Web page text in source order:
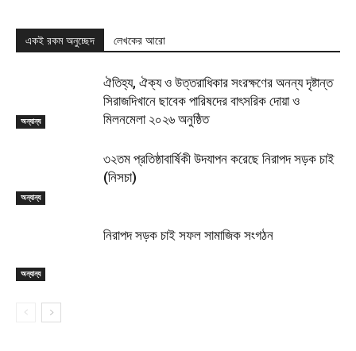
একই রকম অনুচ্ছেদ লেখকের আরো
অন্যান্য
ঐতিহ্য, ঐক্য ও উত্তরাধিকার সংরক্ষণের অনন্য দৃষ্টান্ত
সিরাজদিখানে ছাবেক পারিষদের বাৎসরিক দোয়া ও
মিলনমেলা ২০২৬ অনুষ্ঠিত
অন্যান্য
৩২তম প্রতিষ্ঠাবার্ষিকী উদযাপন করেছে নিরাপদ সড়ক চাই
(নিসচা)
অন্যান্য
নিরাপদ সড়ক চাই সফল সামাজিক সংগঠন